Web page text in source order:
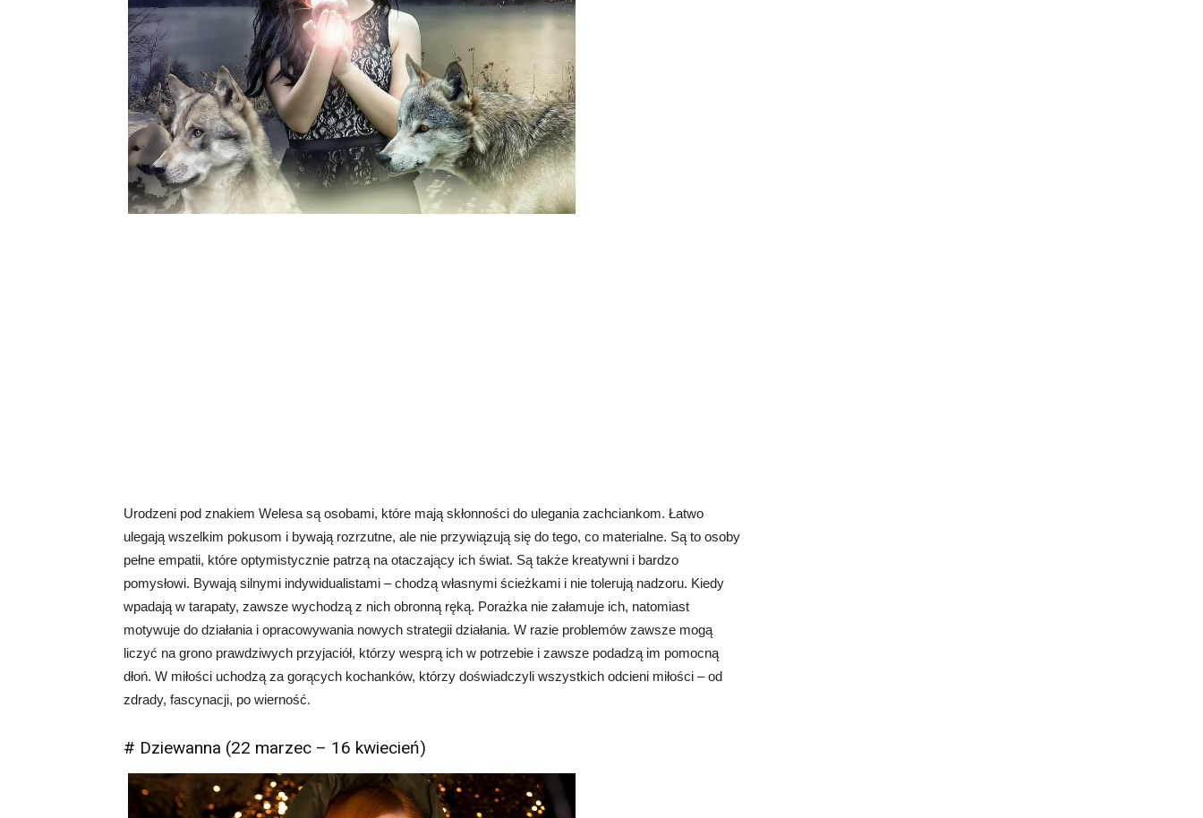
Urodzeni pod znakiem Welesa są osobami, które mają skłonności do ulegania zachciankom. Łatwo
ulegają wszelkim pokusom i bywają rozrzutne, ale nie przywiązują się do tego, co materialne. Są to osoby
pełne empatii, które optymistycznie patrzą na otaczający ich świat. Są także kreatywni i bardzo
pomysłowi. Bywają silnymi indywidualistami – chodzą własnymi ścieżkami i nie tolerują nadzoru. Kiedy
wpadają w tarapaty, zawsze wychodzą z nich obronną ręką. Porażka nie załamuje ich, natomiast
motywuje do działania i opracowywania nowych strategii działania. W razie problemów zawsze mogą
liczyć na grono prawdziwych przyjaciół, którzy wesprą ich w potrzebie i zawsze podadzą im pomocną
dłoń. W miłości uchodzą za gorących kochanków, którzy doświadczyli wszystkich odcieni miłości – od
zdrady, fascynacji, po wierność.
# Dziewanna (22 marzec – 16 kwiecień)